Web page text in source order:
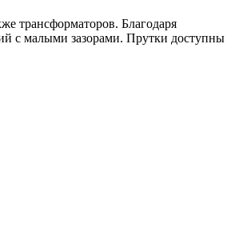
трансформаторов. Благодаря
с малыми зазорами. Прутки доступны